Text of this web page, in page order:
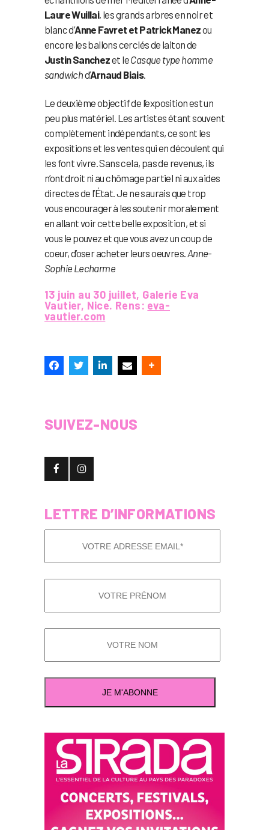
Laure Wuillai, les grands arbres en noir et
blanc d’Anne Favret et Patrick Manezou
encore les ballons cerclés de laiton de
Justin Sanchezet leCasque type homme
sandwichd’Arnaud Biais.
Le deuxième objectif de l’exposition est un
peu plus matériel. Les artistes étant souvent
complètement indépendants, ce sont les
expositions et les ventes qui en découlent qui
les font vivre. Sans cela, pas de revenus, ils
n’ont droit ni au chômage partiel ni aux aides
directes de l’État. Je ne saurais que trop
vous encourager à les soutenir moralement
en allant voir cette belle exposition, et si
vous le pouvez et que vous avez un coup de
coeur, d’oser acheter leurs oeuvres.Anne-
Sophie Lecharme
13 juin au 30 juillet, Galerie Eva
Vautier, Nice. Rens: eva-
vautier.com
SUIVEZ-NOUS
LETTRE D’INFORMATIONS